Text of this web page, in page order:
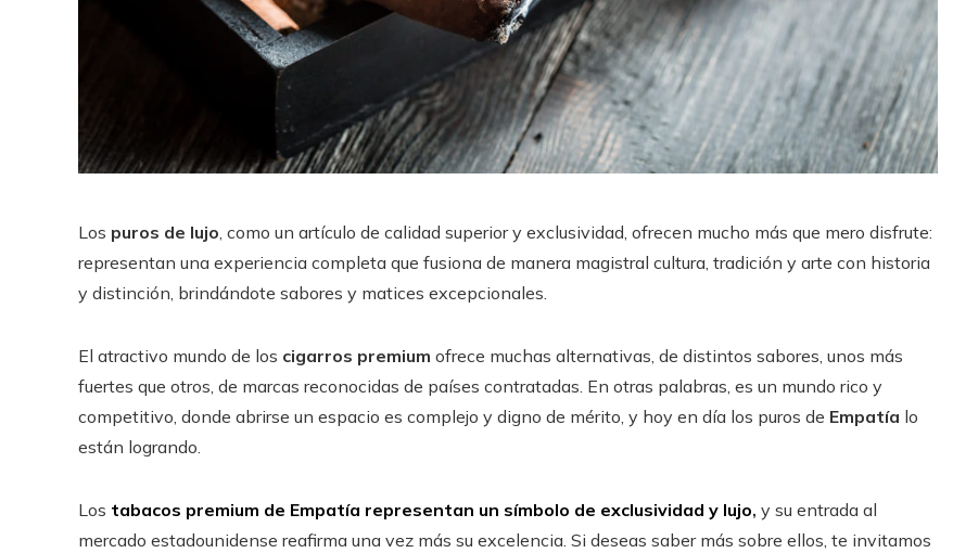
Los puros de lujo, como un artículo de calidad superior y exclusividad, ofrecen mucho más que mero disfrute:
representan una experiencia completa que fusiona de manera magistral cultura, tradición y arte con historia
y distinción, brindándote sabores y matices excepcionales.
El atractivo mundo de los cigarros premium ofrece muchas alternativas, de distintos sabores, unos más
fuertes que otros, de marcas reconocidas de países contratadas. En otras palabras, es un mundo rico y
competitivo, donde abrirse un espacio es complejo y digno de mérito, y hoy en día los puros de Empatía lo
están logrando.
Los tabacos premium de Empatía representan un símbolo de exclusividad y lujo, y su entrada al
mercado estadounidense reafirma una vez más su excelencia. Si deseas saber más sobre ellos, te invitamos